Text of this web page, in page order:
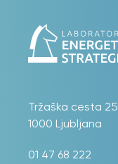
Tržaška cesta 25
1000 Ljubljana
01 47 68 222